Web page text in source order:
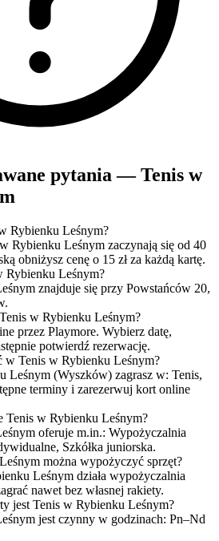
pytania — Tenis w
Rybienku Leśnym?
Rybienku Leśnym zaczynają się od 40
obniżysz cenę o 15 zł za każdą kartę.
Rybienku Leśnym?
znajduje się przy Powstańców 20,
w Rybienku Leśnym?
przez Playmore. Wybierz datę,
potwierdź rezerwację.
w Tenis w Rybienku Leśnym?
Leśnym (Wyszków) zagrasz w: Tenis,
terminy i zarezerwuj kort online
Tenis w Rybienku Leśnym?
oferuje m.in.: Wypożyczalnia
Szkółka juniorska.
można wypożyczyć sprzęt?
Leśnym działa wypożyczalnia
nawet bez własnej rakiety.
jest Tenis w Rybienku Leśnym?
jest czynny w godzinach: Pn–Nd